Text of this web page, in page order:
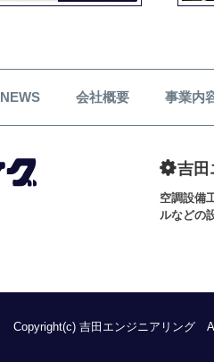
NEWS 会社概要 事業内
吉田
空調設備
ルなどの
Copyright(c) 吉田エンジニアリング